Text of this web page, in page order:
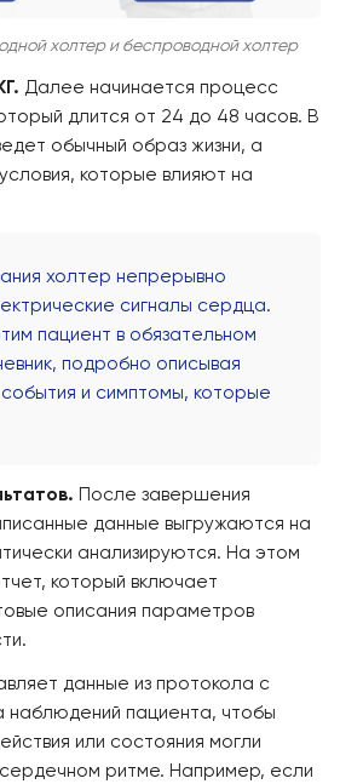
холтер и беспроводной холтер
Далее начинается процесс
длится от 24 до 48 часов. В
обычный образ жизни, а
которые влияют на
холтер непрерывно
сигналы сердца.
пациент в обязательном
подробно описывая
и симптомы, которые
После завершения
данные выгружаются на
анализируются. На этом
который включает
описания параметров
данные из протокола с
наблюдений пациента, чтобы
или состояния могли
сердечном ритме. Например, если